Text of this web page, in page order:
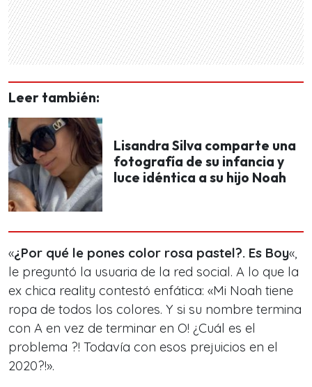
Leer también:
Lisandra Silva comparte una
fotografía de su infancia y
luce idéntica a su hijo Noah
«¿Por qué le pones color rosa pastel?. Es Boy«,
le preguntó la usuaria de la red social. A lo que la
ex chica reality contestó enfática: «Mi Noah tiene
ropa de todos los colores. Y si su nombre termina
con A en vez de terminar en O! ¿Cuál es el
problema ?! Todavía con esos prejuicios en el
2020?!».